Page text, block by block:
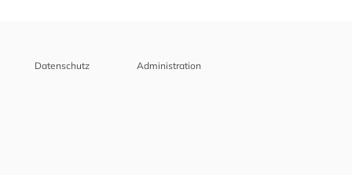
Datenschutz Administration